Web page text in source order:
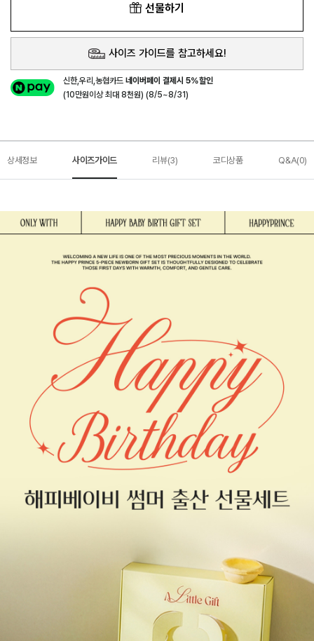
선물하기
사이즈 가이드를 참고하세요!
신한,우리,농협카드네이버페이 결제시 5%할인
(10만원이상 최대 8천원) (8/5~8/31)
상세정보 사이즈가이드 리뷰(3) 코디상품 Q&A(0)